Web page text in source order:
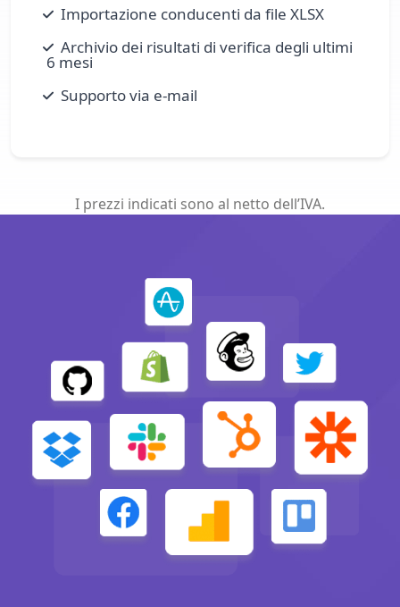
Importazione conducenti da file XLSX
Archivio dei risultati di verifica degli ultimi
6 mesi
Supporto via e‑mail
I prezzi indicati sono al netto dell’IVA.